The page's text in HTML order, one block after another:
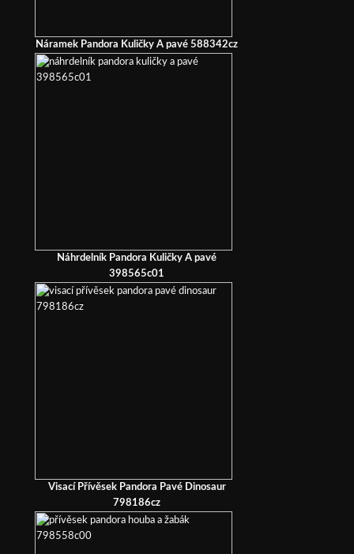
Náramek Pandora Kuličky A pavé 588342cz
Náhrdelník Pandora Kuličky A pavé
398565c01
Visací Přívěsek Pandora Pavé Dinosaur
798186cz